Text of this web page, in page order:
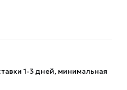
1-3 дней, минимальная